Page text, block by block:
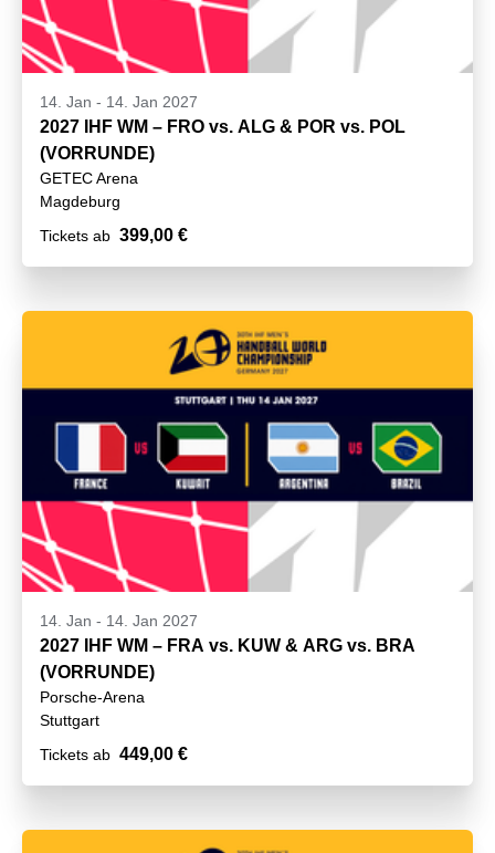
14. Jan - 14. Jan 2027
2027 IHF WM – FRO vs. ALG & POR vs. POL
(VORRUNDE)
GETEC Arena
Magdeburg
Tickets ab 399,00 €
14. Jan - 14. Jan 2027
2027 IHF WM – FRA vs. KUW & ARG vs. BRA
(VORRUNDE)
Porsche-Arena
Stuttgart
Tickets ab 449,00 €